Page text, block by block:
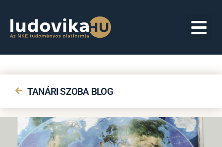
TANÁRI SZOBA BLOG